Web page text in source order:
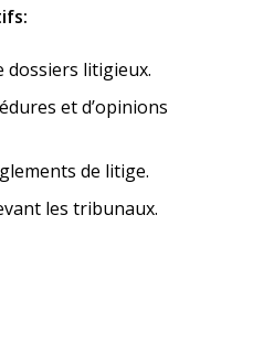
dossiers litigieux.
et d’opinions
de litige.
les tribunaux.